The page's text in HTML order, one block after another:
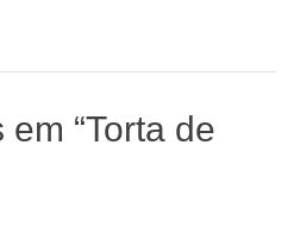
“Torta de